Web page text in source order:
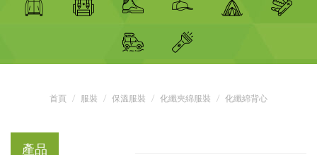
首頁 服裝 保溫服裝 化纖夾綿服裝 化纖綿背心
產品